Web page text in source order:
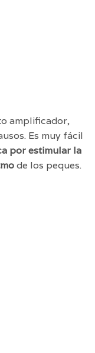
amplificador,
Es muy fácil
por estimular la
de los peques.